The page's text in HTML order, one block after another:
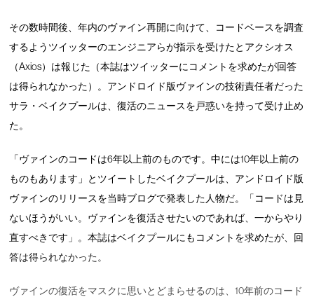
その数時間後、年内のヴァイン再開に向けて、コードベースを調査
するようツイッターのエンジニアらが指示を受けたとアクシオス
（Axios）は報じた（本誌はツイッターにコメントを求めたが回答
は得られなかった）。アンドロイド版ヴァインの技術責任者だった
サラ・ベイクプールは、復活のニュースを戸惑いを持って受け止め
た。
「ヴァインのコードは6年以上前のものです。中には10年以上前の
ものもあります」とツイートしたベイクプールは、アンドロイド版
ヴァインのリリースを当時ブログで発表した人物だ。「コードは見
ないほうがいい。ヴァインを復活させたいのであれば、一からやり
直すべきです」。本誌はベイクプールにもコメントを求めたが、回
答は得られなかった。
ヴァインの復活をマスクに思いとどまらせるのは、10年前のコード